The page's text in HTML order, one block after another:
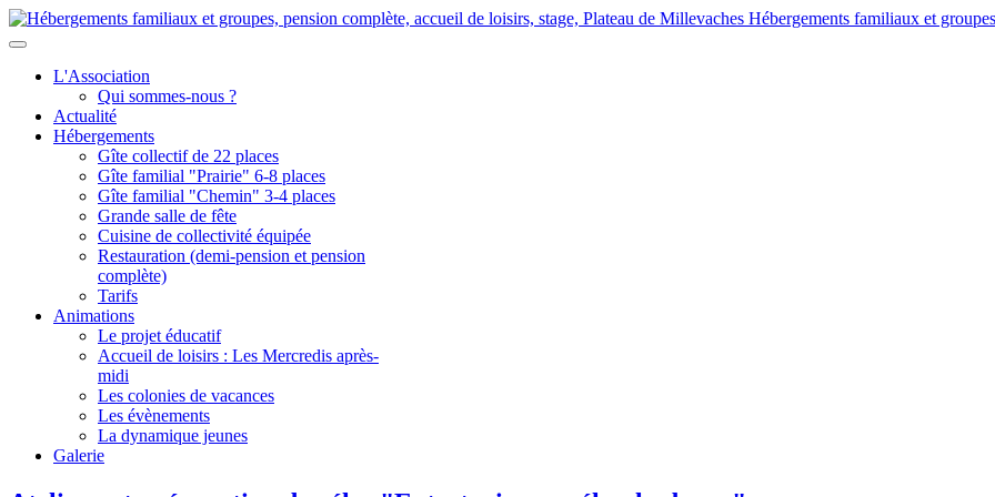
Hébergements familiaux et
L'Association
Qui sommes-nous ?
Actualité
Hébergements
Gîte collectif de 22 places
Gîte familial "Prairie" 6-8 places
Gîte familial "Chemin" 3-4 places
Grande salle de fête
Cuisine de collectivité équipée
Restauration (demi-pension et pension
complète)
Tarifs
Animations
Le projet éducatif
Accueil de loisirs : Les Mercredis après-
midi
Les colonies de vacances
Les évènements
La dynamique jeunes
Galerie